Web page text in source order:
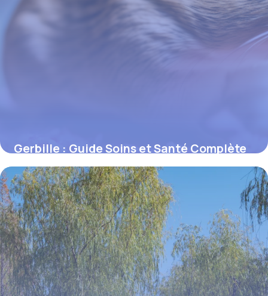
Gerbille : Guide Soins et Santé Complète
15 juin 2026